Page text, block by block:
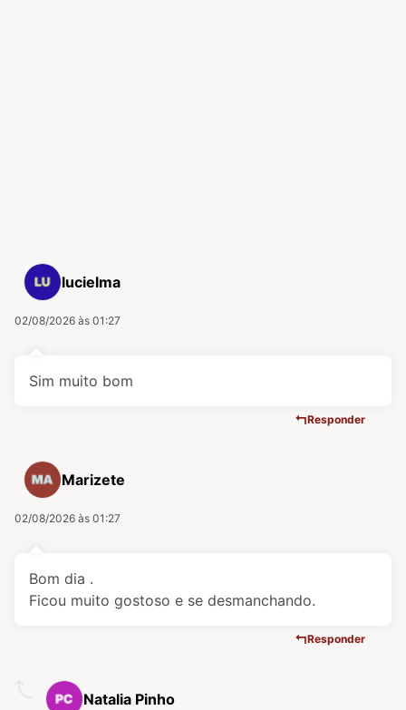
lucielma
02/08/2026 às 01:27
Sim muito bom
Responder
Marizete
02/08/2026 às 01:27
Bom dia .
Ficou muito gostoso e se desmanchando.
Responder
Natalia Pinho